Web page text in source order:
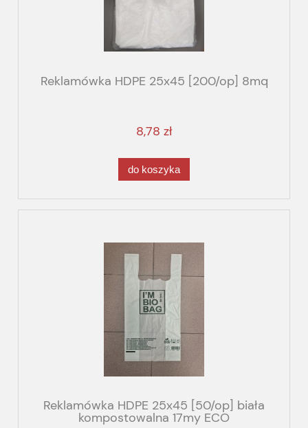
Reklamówka HDPE 25x45 [200/op] 8mq
8,78 zł
do koszyka
Reklamówka HDPE 25x45 [50/op] biała
kompostowalna 17my ECO